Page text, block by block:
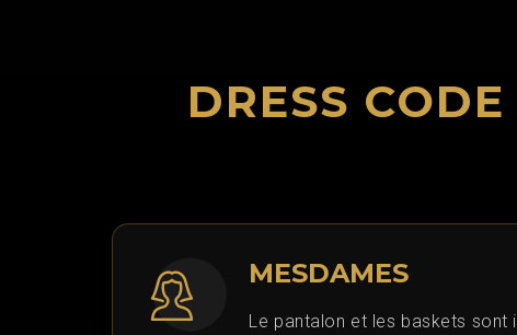
DRESS
MESDAMES
Le pantalon et les baskets sont